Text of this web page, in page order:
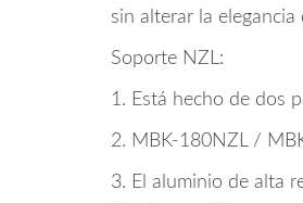
sin alterar la
Soporte NZL:
1. Está hecho de dos
2. MBK-180NZL /
3. El aluminio de alta